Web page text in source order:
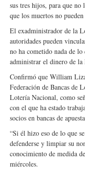
sus tres hijos, para que no
que los muertos no pueden
El exadministrador de la
autoridades pueden
no ha cometido nada de
administrar el dinero de
Confirmó que William
Federación de Bancas de
Lotería Nacional, como
con el que ha estado
socios en bancas de
“Si él hizo eso de lo que
defenderse y limpiar su
conocimiento de medida
miércoles.